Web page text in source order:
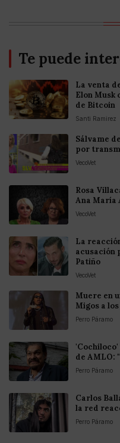
Te puede
La venta
Elon Musk
de Bitcoin
Santi Ramirez
Sálvame
por
VecoVet
Rosa
Ana María
VecoVet
La
acusación
Patiño
VecoVet
Muere en
Migos a
Perro Páramo
de AMLO:
Perro Páramo
Carlos
la red
Perro Páramo